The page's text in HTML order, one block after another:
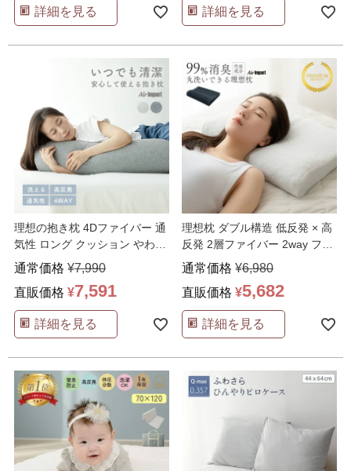
詳細を見る 詳細を見る
理想の抱き枕 4Dファイバー 通
気性 ロング クッション やわら
かい 高反発 コ…
通常価格 ¥7,990
直販価格 ¥7,591
詳細を見る
理想枕 ダブル構造 低反発 × 高
反発 2層ファイバー 2way フィ
ット 通気…
通常価格 ¥6,980
直販価格 ¥5,682
詳細を見る